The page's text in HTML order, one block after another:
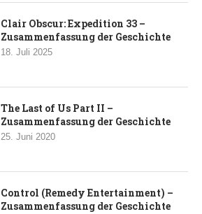
Clair Obscur: Expedition 33 –
Zusammenfassung der Geschichte
18. Juli 2025
The Last of Us Part II –
Zusammenfassung der Geschichte
25. Juni 2020
Control (Remedy Entertainment) –
Zusammenfassung der Geschichte